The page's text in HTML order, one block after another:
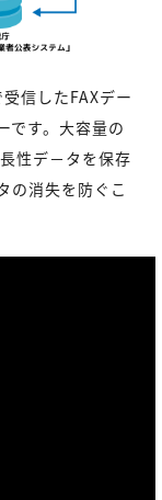
受信したFAXデー
です。大容量の
性デ－タを保存
の消失を防ぐこ